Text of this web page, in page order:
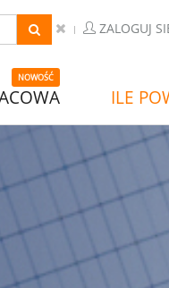
ZALOGUJ
NOWOŚĆ
ILE